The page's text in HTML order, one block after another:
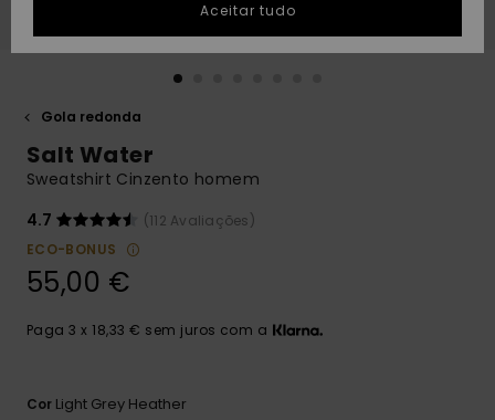
conversa para
obteres a
resposta mais
respostas
para as
formulário de
PRESENTE
DESEJO
Gola redonda
Salt Water
Sweatshirt Cinzento homem
4.7
(112 Avaliações)
ECO-BONUS
55,00 €
Paga 3 x 18,33 € sem juros com a
Cor Light Grey Heather
Aceitar tudo